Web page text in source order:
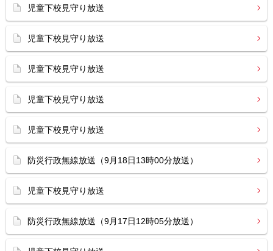
児童下校見守り放送
児童下校見守り放送
児童下校見守り放送
児童下校見守り放送
児童下校見守り放送
防災行政無線放送（9月18日13時00分放送）
児童下校見守り放送
防災行政無線放送（9月17日12時05分放送）